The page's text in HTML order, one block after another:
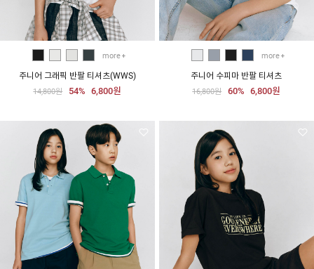
more
주니어 그래픽 반팔 티셔츠(WWS)
14,800원 54% 6,800원
more
주니어 수피마 반팔 티셔츠
16,800원 60% 6,800원